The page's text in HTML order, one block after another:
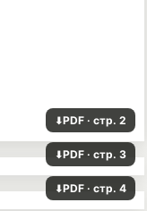
⬇PDF · стр. 2
⬇PDF · стр. 3
⬇PDF · стр. 4